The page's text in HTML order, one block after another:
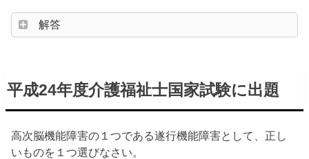
解答
平成24年度介護福祉士国家試験に出題
高次脳機能障害の１つである遂行機能障害として、正し
いものを１つ選びなさい。